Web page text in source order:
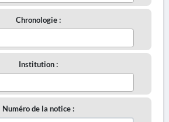
Chronologie :
Institution :
Numéro de la notice :